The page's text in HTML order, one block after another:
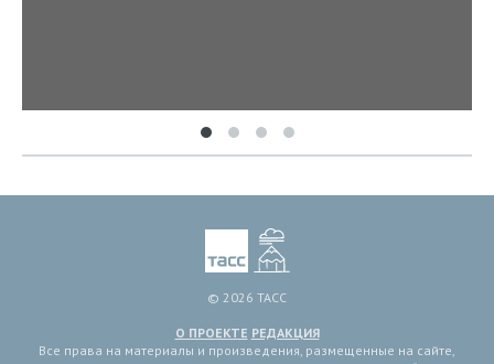
© 2026 ТАСС
О ПРОЕКТЕ РЕДАКЦИЯ
Все права на материалы и произведения, размещенные на сайте,